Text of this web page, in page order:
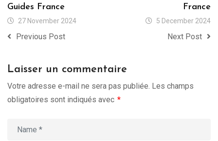
Guides France
27 November 2024
Previous Post
France
5 December 2024
Next Post
Laisser un commentaire
Votre adresse e-mail ne sera pas publiée. Les champs
obligatoires sont indiqués avec *